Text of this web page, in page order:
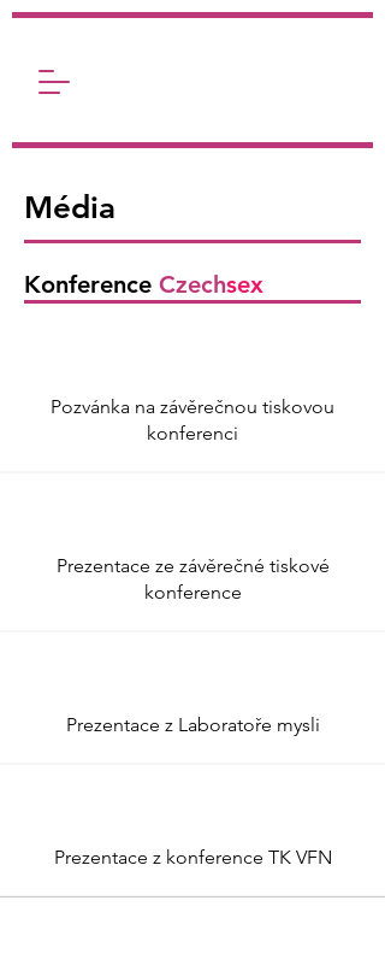
Média
Konference Czechsex
Pozvánka na závěrečnou tiskovou
konferenci
Prezentace ze závěrečné tiskové
konference
Prezentace z Laboratoře mysli
Prezentace z konference TK VFN